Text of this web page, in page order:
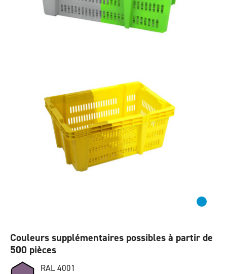
Couleurs supplémentaires possibles à partir de
500 pièces
RAL 4001